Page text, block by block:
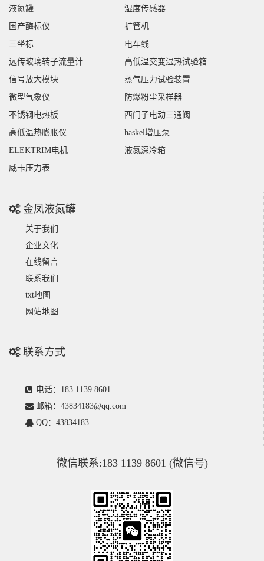
液氮罐
湿度传感器
国产酶标仪
扩管机
三坐标
电车线
远传玻璃转子流量计
高低温交变湿热试验箱
信号放大模块
蒸气压力试验装置
微型气象仪
防爆粉尘采样器
不锈钢电热板
西门子电动三通阀
高低温热膨胀仪
haskel增压泵
ELEKTRIM电机
液氮深冷箱
威卡压力表
金凤液氮罐
关于我们
企业文化
在线留言
联系我们
txt地图
网站地图
联系方式
电话：183 1139 8601
邮箱：43834183@qq.com
QQ：43834183
微信联系:183 1139 8601 (微信号)